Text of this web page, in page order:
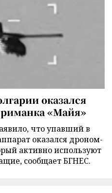
оказался
«Майя»
что упавший в
оказался дроном-
активно используют
сообщает БГНЕС.